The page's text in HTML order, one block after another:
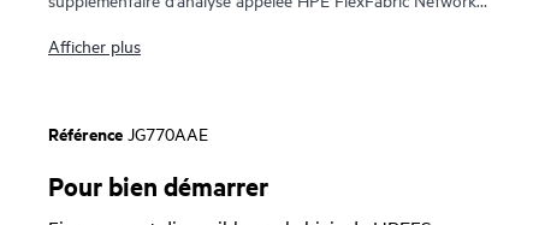
Analytics est associée au commutateur HPE FlexFabric 5940
impact négatif sur l’ensemble des opérations et la
performance du réseau.
Les microsalves ne durent que quelques millièmes de
Afficher plus
Référence JG770AAE
Pour bien démarrer